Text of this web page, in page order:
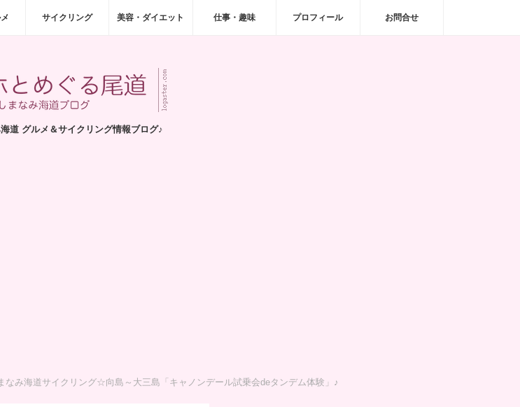
サイクリング 美容・ダイエット 仕事・趣味 プロフィール お問合せ
道 グルメ＆サイクリング情報ブログ♪
なみ海道サイクリング☆向島～大三島「キャノンデール試乗会deタンデム体験」♪